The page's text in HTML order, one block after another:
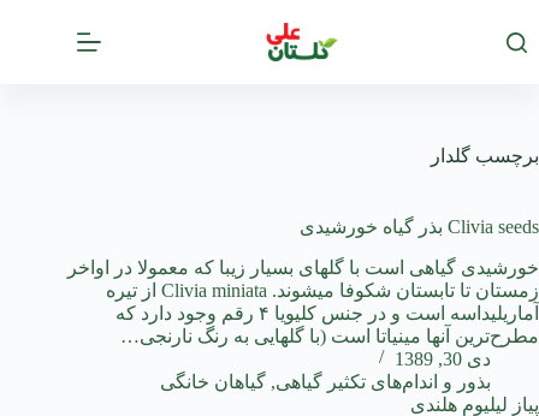
محتوا
برچسب گلدار
Clivia seeds بذر گیاه خورشیدی
خورشیدی گیاهی است با گلهای بسیار زیبا که معمولا در اواخر
زمستان تا تابستان شکوفا میشوند. Clivia miniata از تیره
آماریلیداسه است و در جنس کلیویا ۴ رقم وجود دارد که
مطرح‌ترین آنها مینیاتا است (با گلهایی به رنگ نارنجی…
دی 30, 1389
بذور و اندام‌های تکثیر گیاهی, گیاهان خانگی
پیاز لیلیوم هلندی